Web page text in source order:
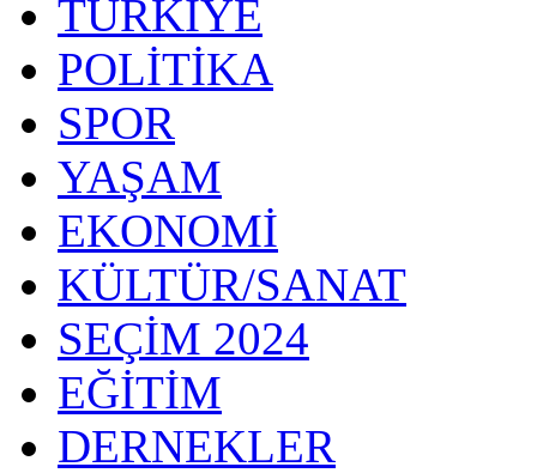
TÜRKİYE
POLİTİKA
SPOR
YAŞAM
EKONOMİ
KÜLTÜR/SANAT
SEÇİM 2024
EĞİTİM
DERNEKLER